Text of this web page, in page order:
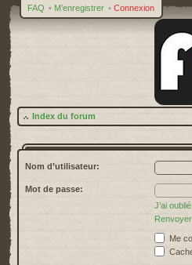
FAQ • M’enregistrer • Connexion
Index du forum
Nom d’utilisateur:
Mot de passe:
J’ai
Me